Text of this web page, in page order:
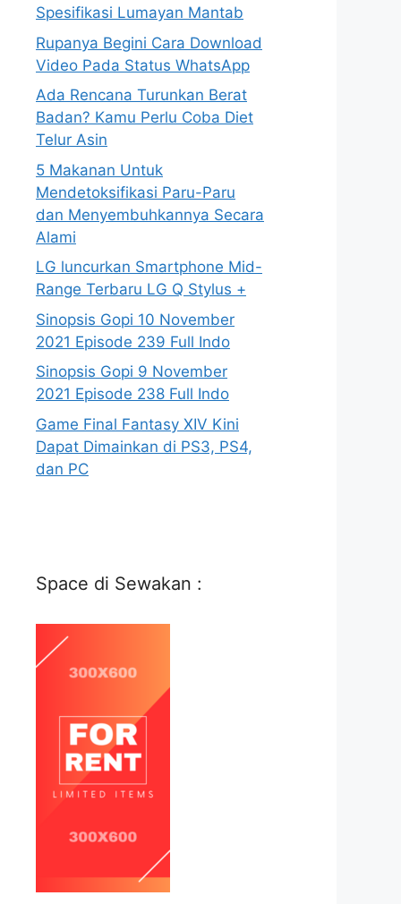
Spesifikasi Lumayan Mantab
Rupanya Begini Cara Download
Video Pada Status WhatsApp
Ada Rencana Turunkan Berat
Badan? Kamu Perlu Coba Diet
Telur Asin
5 Makanan Untuk
Mendetoksifikasi Paru-Paru
dan Menyembuhkannya Secara
Alami
LG luncurkan Smartphone Mid-
Range Terbaru LG Q Stylus +
Sinopsis Gopi 10 November
2021 Episode 239 Full Indo
Sinopsis Gopi 9 November
2021 Episode 238 Full Indo
Game Final Fantasy XIV Kini
Dapat Dimainkan di PS3, PS4,
dan PC
Space di Sewakan :